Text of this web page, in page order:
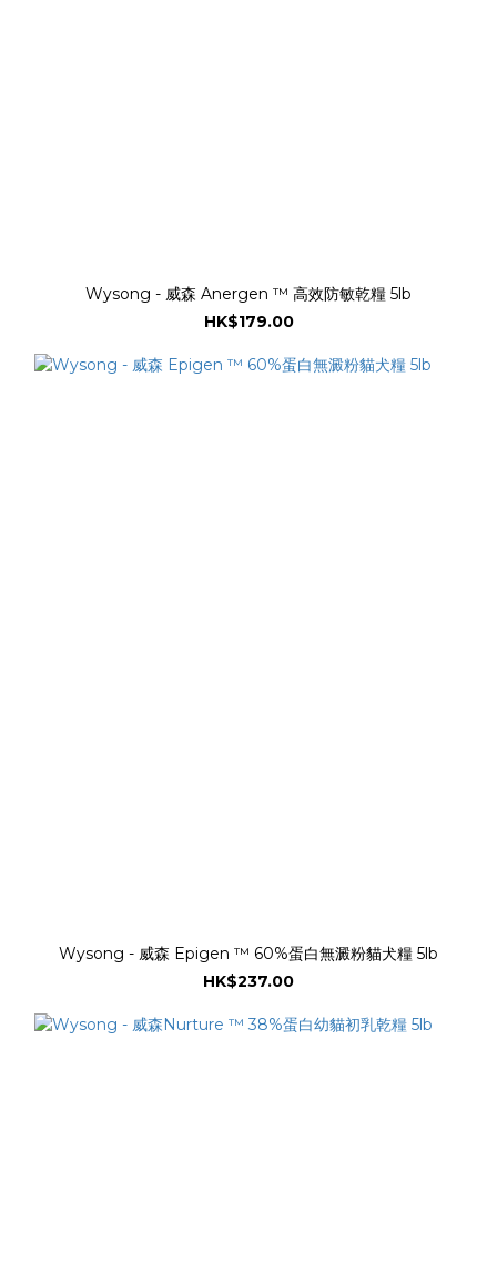
Wysong - 威森 Anergen ™ 高效防敏乾糧 5lb
HK$179.00
Wysong - 威森 Epigen ™ 60%蛋白無澱粉貓犬糧 5lb
HK$237.00